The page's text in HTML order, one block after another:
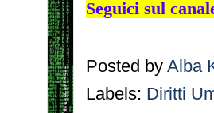
Seguici sul
Posted by Alba
Labels: Diritti